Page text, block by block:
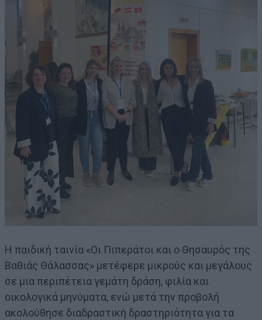
Η παιδική ταινία «Οι Πιπεράτοι και ο Θησαυρός της
Βαθιάς Θάλασσας» μετέφερε μικρούς και μεγάλους
σε μια περιπέτεια γεμάτη δράση, φιλία και
οικολογικά μηνύματα, ενώ μετά την προβολή
ακολούθησε διαδραστική δραστηριότητα για τα